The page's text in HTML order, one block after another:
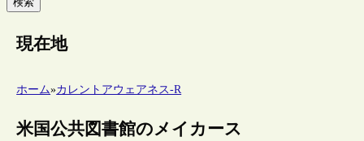
現在地
ホーム»カレントアウェアネス-R
米国公共図書館のメイカース